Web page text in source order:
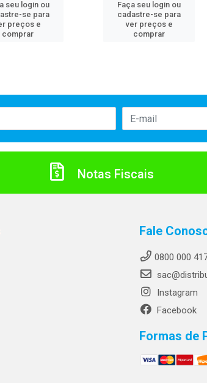
seu login ou
se para
preços e
comprar
Faça seu login ou
cadastre-se para
ver preços e
comprar
Notas Fiscais
Fale
0800 000
Instagram
Facebook
Formas de